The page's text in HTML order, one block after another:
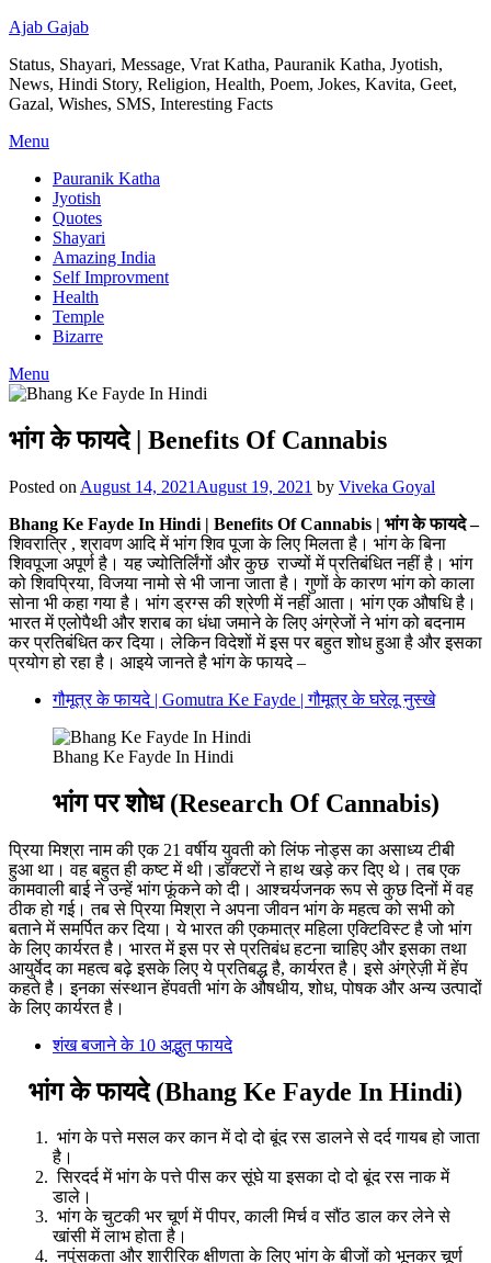
Ajab Gajab
Status, Shayari, Message, Vrat Katha, Pauranik Katha, Jyotish,
News, Hindi Story, Religion, Health, Poem, Jokes, Kavita, Geet,
Gazal, Wishes, SMS, Interesting Facts
Menu
Pauranik Katha
Jyotish
Quotes
Shayari
Amazing India
Self Improvment
Health
Temple
Bizarre
Menu
भांग के फायदे | Benefits Of Cannabis
Posted on August 14, 2021 August 19, 2021 by Viveka Goyal
Bhang Ke Fayde In Hindi | Benefits Of Cannabis | भांग के फायदे –
शिवरात्रि , श्रावण आदि में भांग शिव पूजा के लिए मिलता है। भांग के बिना
शिवपूजा अपूर्ण है। यह ज्योतिर्लिंगों और कुछ राज्यों में प्रतिबंधित नहीं है। भांग
को शिवप्रिया, विजया नामो से भी जाना जाता है। गुणों के कारण भांग को काला
सोना भी कहा गया है। भांग ड्रग्स की श्रेणी में नहीं आता। भांग एक औषधि है।
भारत में एलोपैथी और शराब का धंधा जमाने के लिए अंग्रेजों ने भांग को बदनाम
कर प्रतिबंधित कर दिया। लेकिन विदेशों में इस पर बहुत शोध हुआ है और इसका
प्रयोग हो रहा है। आइये जानते है भांग के फायदे –
गौमूत्र के फायदे | Gomutra Ke Fayde | गौमूत्र के घरेलू नुस्खे
Bhang Ke Fayde In Hindi
भांग पर शोध (Research Of Cannabis)
प्रिया मिश्रा नाम की एक 21 वर्षीय युवती को लिंफ नोड्स का असाध्य टीबी
हुआ था। वह बहुत ही कष्ट में थी।डॉक्टरों ने हाथ खड़े कर दिए थे। तब एक
कामवाली बाई ने उन्हें भांग फूंकने को दी। आश्चर्यजनक रूप से कुछ दिनों में वह
ठीक हो गई। तब से प्रिया मिश्रा ने अपना जीवन भांग के महत्व को सभी को
बताने में समर्पित कर दिया। ये भारत की एकमात्र महिला एक्टिविस्ट है जो भांग
के लिए कार्यरत है। भारत में इस पर से प्रतिबंध हटना चाहिए और इसका तथा
आयुर्वेद का महत्व बढ़े इसके लिए ये प्रतिबद्ध है, कार्यरत है। इसे अंग्रेज़ी में हेंप
कहते है। इनका संस्थान हेंपवती भांग के औषधीय, शोध, पोषक और अन्य उत्पादों
के लिए कार्यरत है।
शंख बजाने के 10 अद्भुत फायदे
भांग के फायदे (Bhang Ke Fayde In Hindi)
भांग के पत्ते मसल कर कान में दो दो बूंद रस डालने से दर्द गायब हो जाता
है।
सिरदर्द में भांग के पत्ते पीस कर सूंघे या इसका दो दो बूंद रस नाक में
डाले।
भांग के चुटकी भर चूर्ण में पीपर, काली मिर्च व सौंठ डाल कर लेने से
खांसी में लाभ होता है।
नपुंसकता और शारीरिक क्षीणता के लिए भांग के बीजों को भूनकर चूर्ण